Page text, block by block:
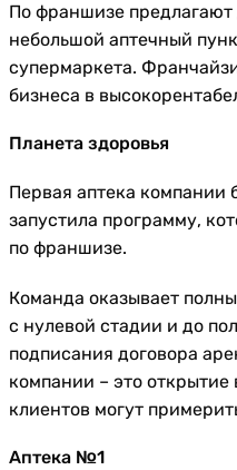
По франшизе предлагают
небольшой аптечный
супермаркета.
бизнеса в
Планета здоровья
Первая аптека компании
запустила программу,
по франшизе.
Команда оказывает
с нулевой стадии и до
подписания договора
компании – это
клиентов могут
Аптека №1